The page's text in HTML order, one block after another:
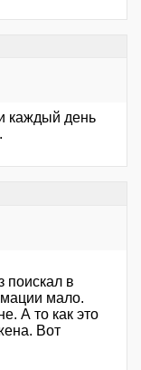
каждый день
поискал в
мало.
А то как это
Вот